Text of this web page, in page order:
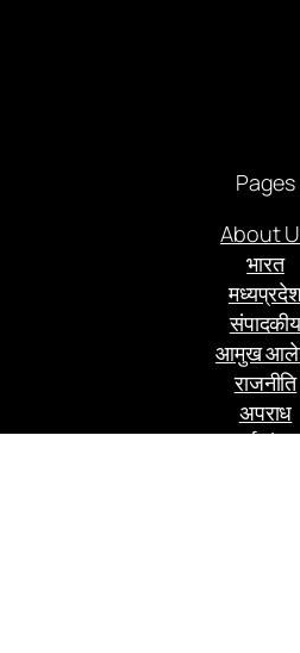
Pages
About
भारत
आमुख
राजनीति
अपराध
अर्थ